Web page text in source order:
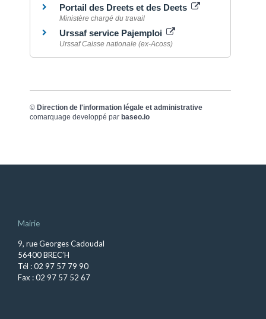
Portail des Dreets et des Deets
Ministère chargé du travail
Urssaf service Pajemploi
Urssaf Caisse nationale (ex-Acoss)
© Direction de l'information légale et administrative
comarquage developpé par baseo.io
Mairie
9, rue Georges Cadoudal
56400 BREC’H
Tél : 02 97 57 79 90
Fax : 02 97 57 52 67